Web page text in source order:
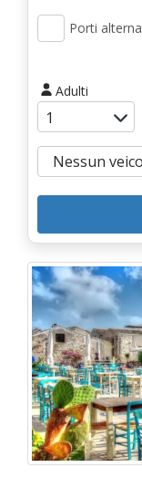
Porti
Adulti